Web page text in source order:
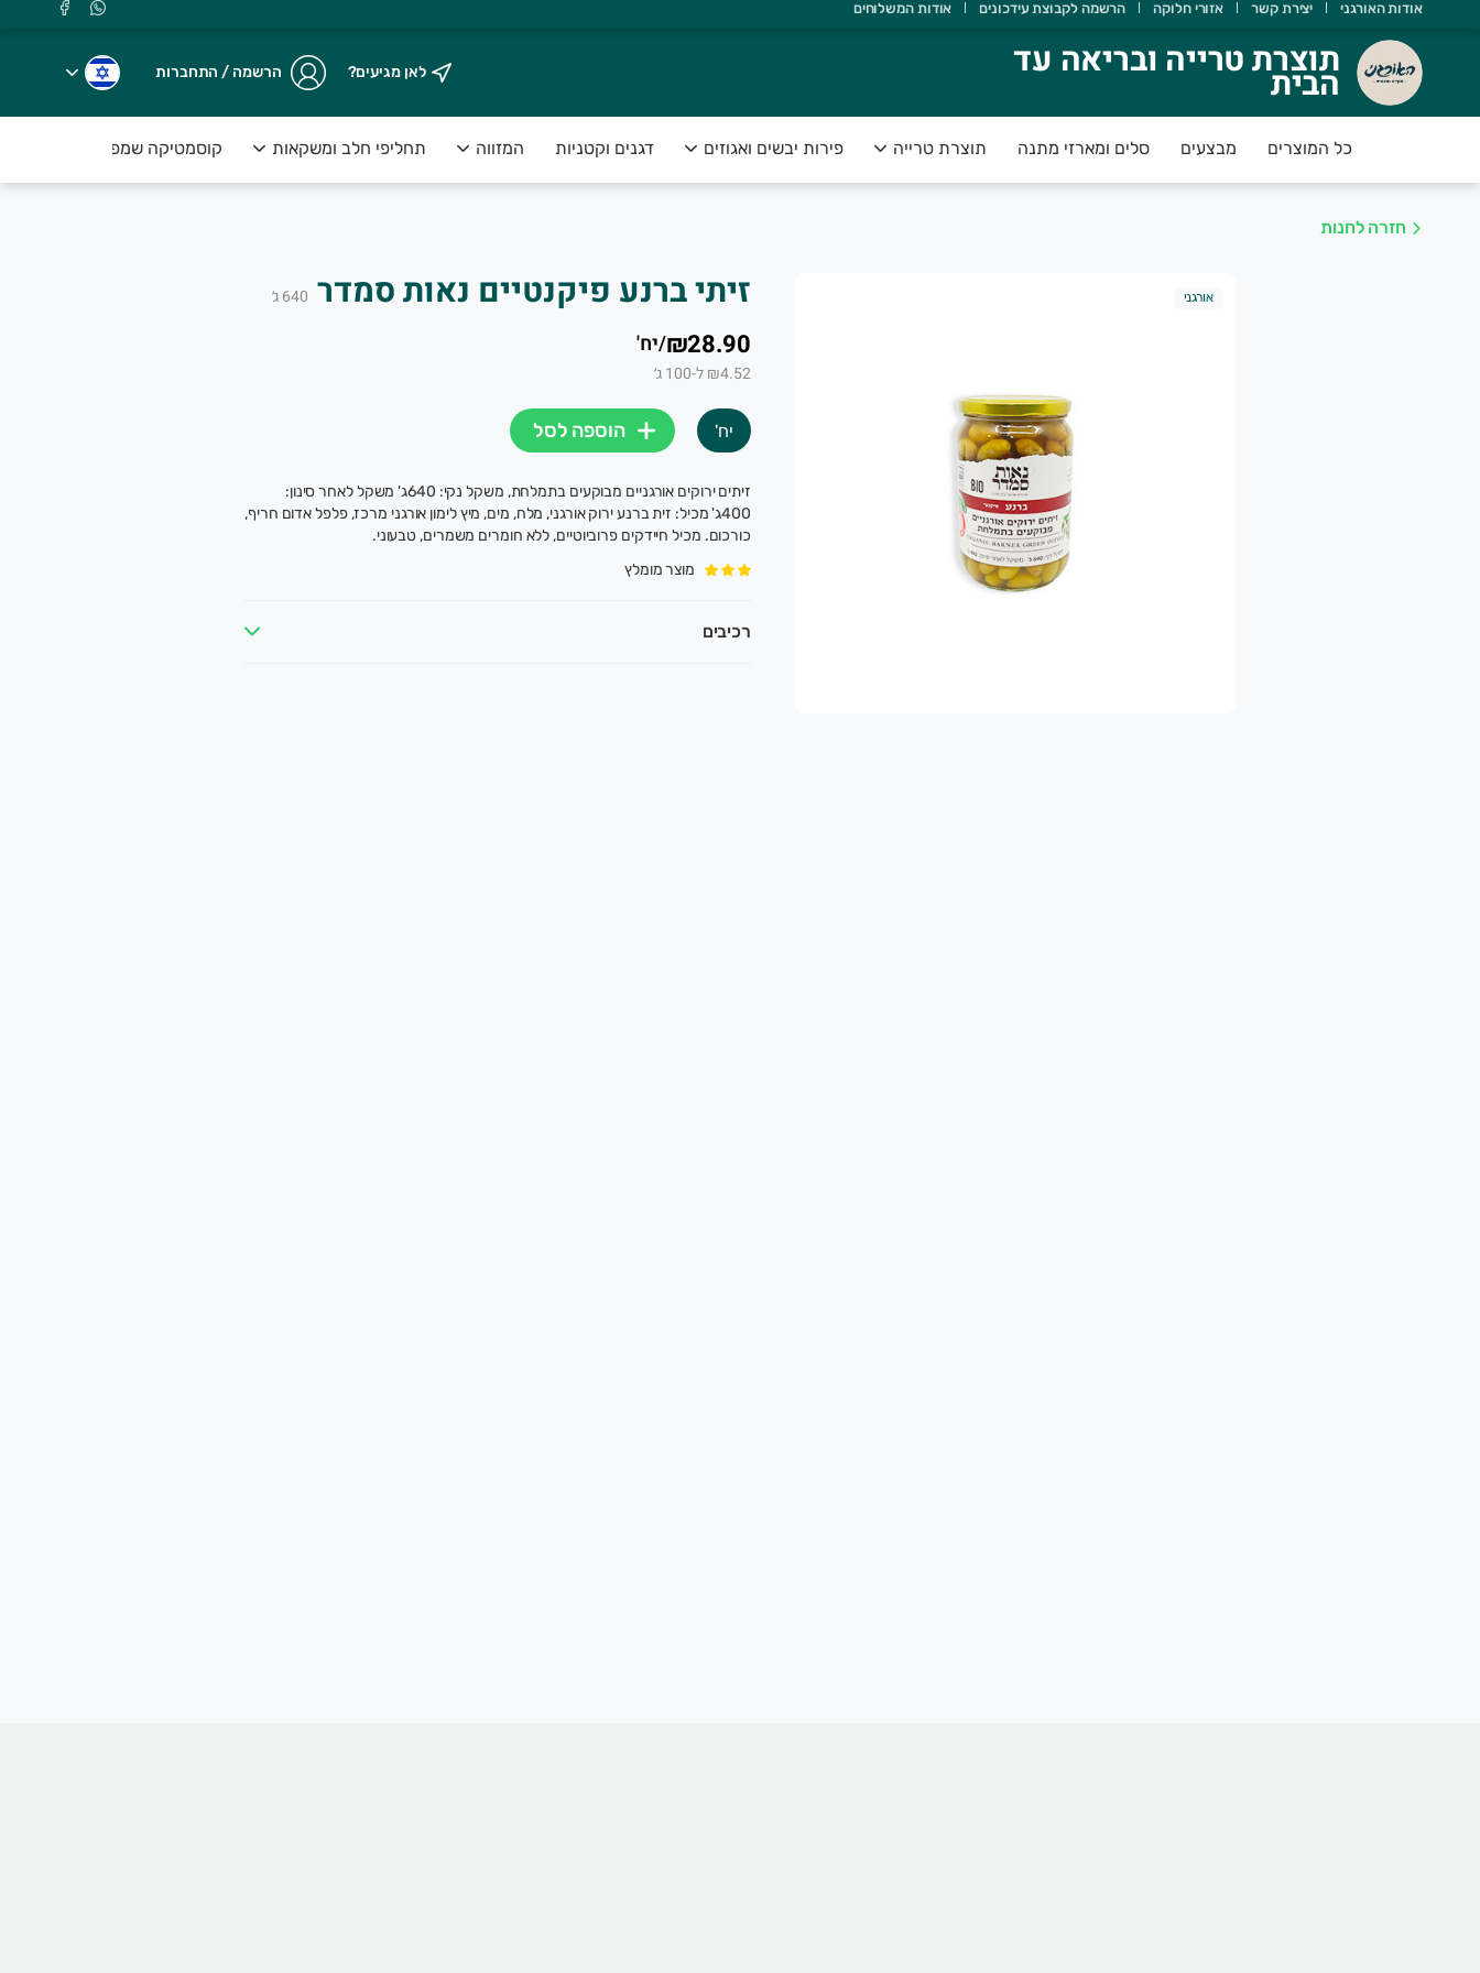
תוצרת טרייה ובריאה עד הבית
האורגני מטפח מעגל חקלאים וצרכנים במטרה לקדם חקלאות אוהבת אדם ואדמה, ולהנגיש תוצרת טרייה, בריאה ונקייה, עד הבית.
אודות האורגני יצירת קשר אזורי חלוקה הרשמה לקבוצת עידכונים אודות המשלוחים
תוצרת טרייה ובריאה עד
הבית לאן מגיעים? הרשמה / התחברות
כל המוצרים מבצעים סלים ומארזי מתנה תוצרת טרייה פירות יבשים ואגוזים דגנים וקטניות המזווה תחליפי חלב ומשקאות קוסמטיקה שמפו וסבונים
חזרה לחנות
אורגני זיתי ברנע פיקנטיים נאות סמדר 640ג׳
₪28.90
/יח'
₪4.52 ל-100 ג׳
יח' הוספה לסל
זיתים ירוקים אורגניים מבוקעים בתמלחת, משקל נקי: 640ג' משקל לאחר סינון:
400ג' מכיל: זית ברנע ירוק אורגני, מלח, מים, מיץ לימון אורגני מרכז, פלפל אדום חריף,
כורכום. מכיל חיידקים פרוביוטיים, ללא חומרים משמרים, טבעוני.
מוצר מומלץ
רכיבים